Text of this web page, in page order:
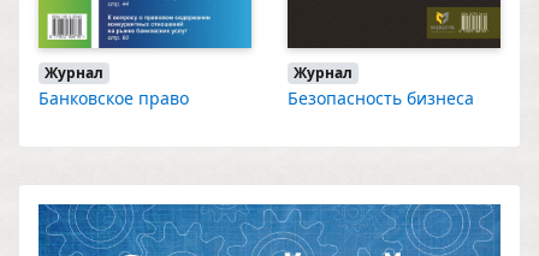
Журнал
Банковское право
Журнал
Безопасность бизнеса